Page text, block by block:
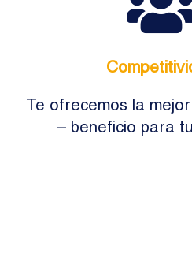
Te ofrecemos la
– beneficio para